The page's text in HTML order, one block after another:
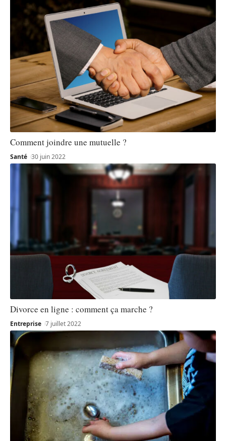
Comment joindre une mutuelle ?
Santé 30 juin 2022
Divorce en ligne : comment ça marche ?
Entreprise 7 juillet 2022